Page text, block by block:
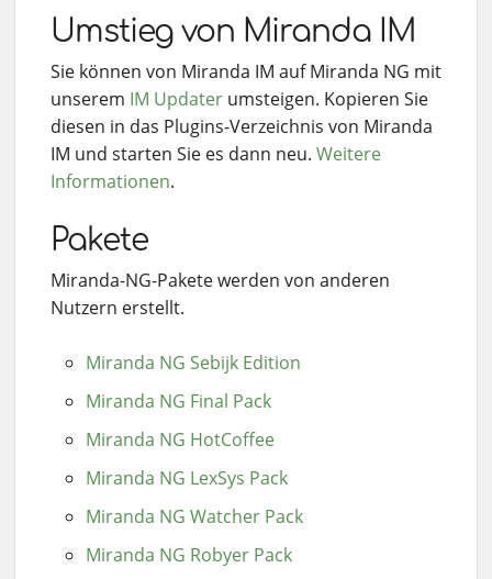
Umstieg von Miranda IM
Sie können von Miranda IM auf Miranda NG mit
unserem IM Updater umsteigen. Kopieren Sie
diesen in das Plugins-Verzeichnis von Miranda
IM und starten Sie es dann neu. Weitere
Informationen.
Pakete
Miranda-NG-Pakete werden von anderen
Nutzern erstellt.
Miranda NG Sebijk Edition
Miranda NG Final Pack
Miranda NG HotCoffee
Miranda NG LexSys Pack
Miranda NG Watcher Pack
Miranda NG Robyer Pack